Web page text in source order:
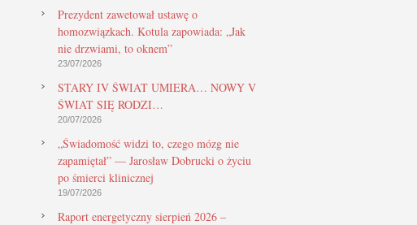
Prezydent zawetował ustawę o
homozwiązkach. Kotula zapowiada: „Jak
nie drzwiami, to oknem”
23/07/2026
STARY IV ŚWIAT UMIERA… NOWY V
ŚWIAT SIĘ RODZI…
20/07/2026
„Świadomość widzi to, czego mózg nie
zapamiętał” — Jarosław Dobrucki o życiu
po śmierci klinicznej
19/07/2026
Raport energetyczny sierpień 2026 –